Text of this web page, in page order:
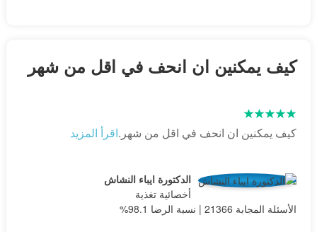
كيف يمكنين ان انحف في اقل من شهر
كيف يمكنين ان انحف في اقل من شهر.اقرأ المزيد
الدكتورة ايباء النشاش
أخصائية تغذية
الأسئلة المجابة 21366 | نسبة الرضا 98.1%